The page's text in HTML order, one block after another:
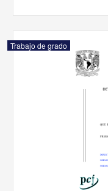
Trabajo de grado